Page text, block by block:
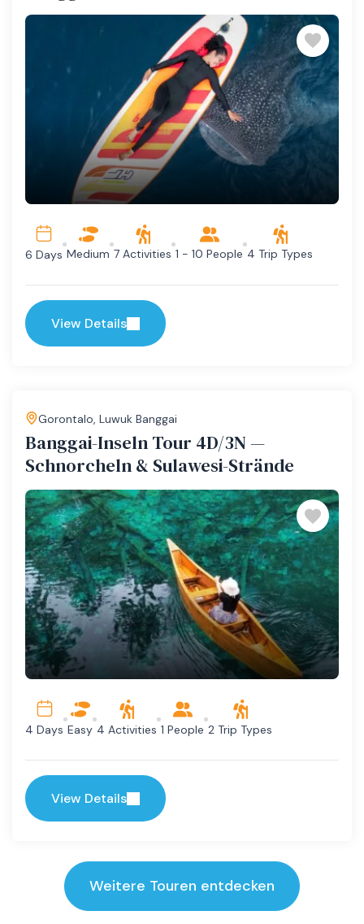
6 Days Medium 7 Activities 1 - 10 People 4 Trip Types
View Details
Gorontalo, Luwuk Banggai
Banggai-Inseln Tour 4D/3N —
Schnorcheln & Sulawesi-Strände
4 Days Easy 4 Activities 1 People 2 Trip Types
View Details
Weitere Touren entdecken